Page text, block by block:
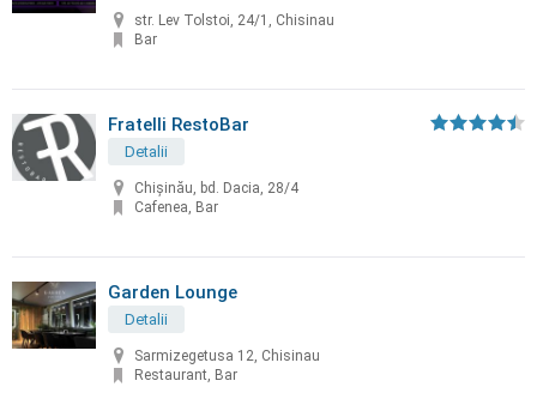
str. Lev Tolstoi, 24/1, Chisinau
Bar
Fratelli RestoBar
Detalii
Chişinău, bd. Dacia, 28/4
Cafenea, Bar
Garden Lounge
Detalii
Sarmizegetusa 12, Chisinau
Restaurant, Bar